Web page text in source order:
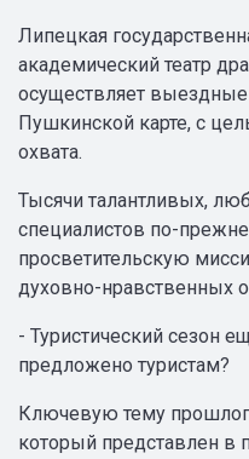
Липецкая
академический театр
осуществляет
Пушкинской карте, с
охвата.
Тысячи талантливых,
специалистов по-
просветительскую
духовно-нравственных
- Туристический сезон
предложено туристам?
Ключевую тему
который представлен в